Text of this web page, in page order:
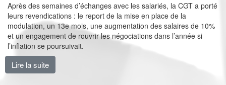
Après des semaines d’échanges avec les salariés, la CGT a porté
leurs revendications : le report de la mise en place de la
modulation, un 13e mois, une augmentation des salaires de 10%
et un engagement de rouvrir les négociations dans l’année si
l’inflation se poursuivait.
Lire la suite